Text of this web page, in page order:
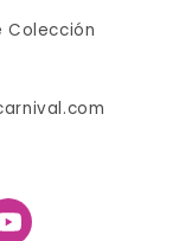
Colección